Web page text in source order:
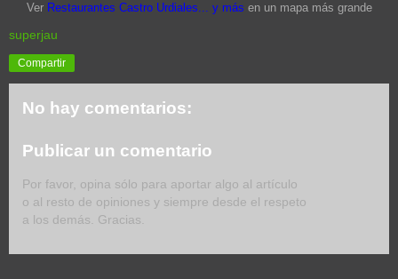
Ver Restaurantes Castro Urdiales... y más en un mapa más grande
superjau
Compartir
No hay comentarios:
Publicar un comentario
Por favor, opina sólo para aportar algo al artículo
o al resto de opiniones y siempre desde el respeto
a los demás. Gracias.